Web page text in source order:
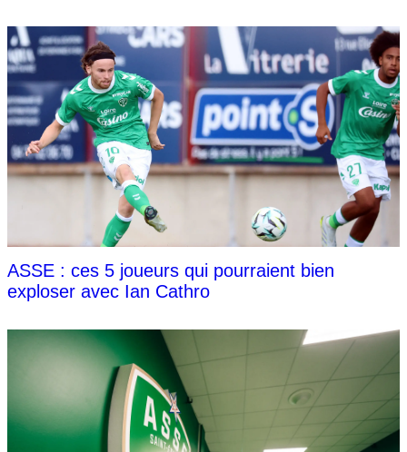
ASSE : ces 5 joueurs qui pourraient bien
exploser avec Ian Cathro